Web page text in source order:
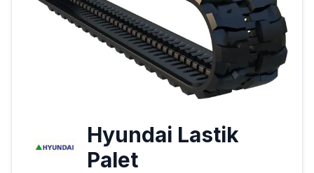
Hyundai Lastik
Palet